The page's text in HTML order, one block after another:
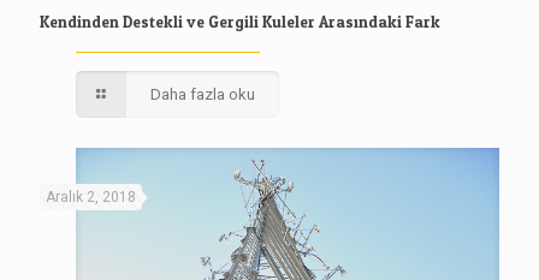
Kendinden Destekli ve Gergili Kuleler Arasındaki Fark
Daha fazla oku
Aralık 2, 2018